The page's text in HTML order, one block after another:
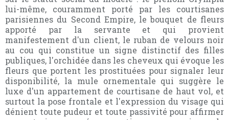
lui-même, couramment porté par les courtisanes
parisiennes du Second Empire, le bouquet de fleurs
apporté par la servante et qui provient
manifestement d'un client, le ruban de velours noir
au cou qui constitue un signe distinctif des filles
publiques, l'orchidée dans les cheveux qui évoque les
fleurs que portent les prostituées pour signaler leur
disponibilité, la mule ornementale qui suggère le
luxe d'un appartement de courtisane de haut vol, et
surtout la pose frontale et l'expression du visage qui
dénient toute pudeur et toute passivité pour affirmer